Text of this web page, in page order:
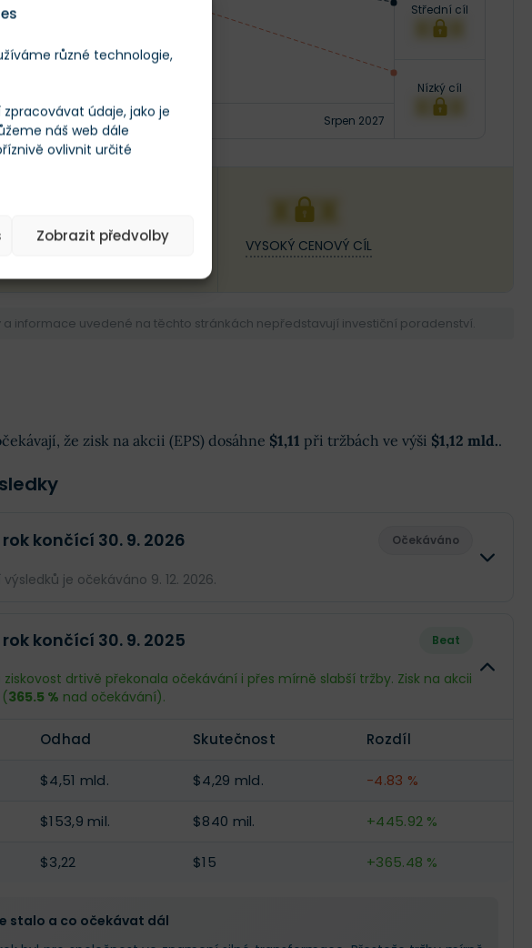
různé technologie,
údaje, jako je
náš web dále
ovlivnit určité
Zobrazit předvolby
Srpen 2027
Střední cíl
XXX
Nízký cíl
XXX
CENA
XXX
VYSOKÝ CENOVÝ CÍL
informace uvedené na těchto stránkách nepředstavují investiční poradenství.
že zisk na akcii (EPS) dosáhne $1,11 při tržbách ve výši $1,12 mld..
končící 30. 9. 2026 Očekáváno
je očekáváno 9. 12. 2026.
$198,6 mil.
$4,15 -- --
končící 30. 9. 2025 Beat
drtivě překonala očekávání i přes mírně slabší tržby. Zisk na akcii
365.5 % nad očekávání).
Odhad Skutečnost Rozdíl
$4,51 mld. $4,29 mld. -4.83 %
$153,9 mil. $840 mil. +445.92 %
$3,22 $15 +365.48 %
stalo a co očekávat dál